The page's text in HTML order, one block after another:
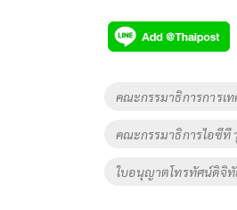
e
b
o
k
tt
er
p
y
Li
n
k
Tags
คณะกรรมาธิการการเ
คณะกรรมาธิการไอซีที
ใบอนุญาตโทรทัศน์ดิจิ